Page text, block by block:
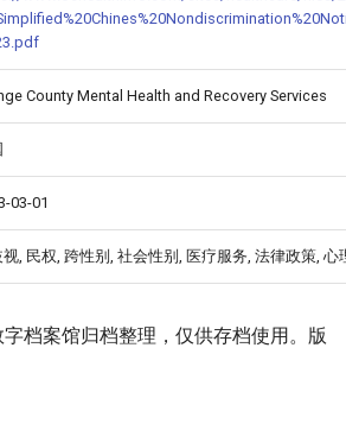
County Mental Health and Recovery Services
03-01
, 民权, 跨性别, 社会性别, 医疗服务, 法律政策, 心
档案馆归档整理，仅供存档使用。版